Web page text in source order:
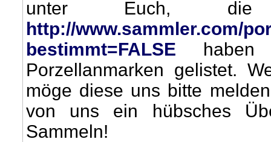
unter Euch,
http://www.sammler.com/
bestimmt=FALSE haben
Porzellanmarken gelistet.
möge diese uns bitte
von uns ein hübsches
Sammeln!